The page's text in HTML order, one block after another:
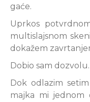
gaće.
Uprkos
multislajsnom
dokažem
Dobio sam dozvolu.
Dok odlazim
majka mi jednom